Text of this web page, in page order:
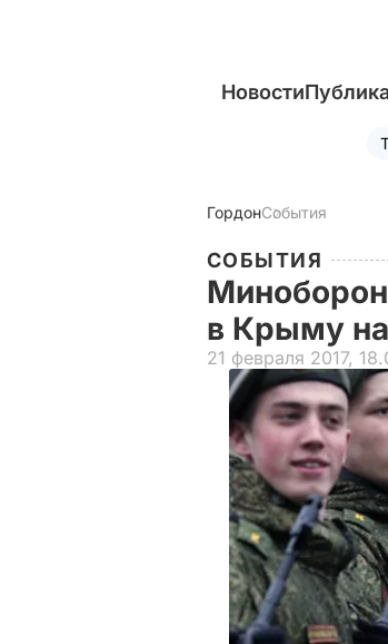
Новости
ГордонСобытия
СОБЫТИЯ
в Крыму на
21 февраля 2017,